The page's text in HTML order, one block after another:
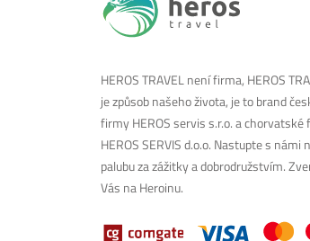
HEROS TRAVEL není firma, HEROS
je způsob našeho života, je to brand
firmy HEROS servis s.r.o. a chorvatské
HEROS SERVIS d.o.o. Nastupte s námi
palubu za zážitky a dobrodružstvím.
Vás na Heroinu.